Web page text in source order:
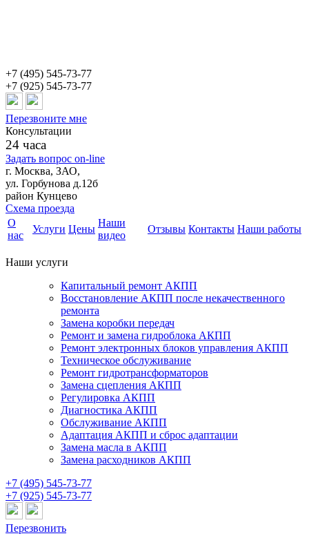
+7 (495) 545-73-77
+7 (925) 545-73-77
Перезвоните мне
Консультации
24 часа
Задать вопрос on-line
г. Москва, ЗАО,
ул. Горбунова д.12б
район Кунцево
Схема проезда
О
нас
Услуги Цены
Наши
видео
Отзывы Контакты Наши работы
Наши услуги
Капитальный ремонт АКПП
Восстановление АКПП после некачественного
ремонта
Замена коробки передач
Ремонт и замена гидроблока АКПП
Ремонт электронных блоков управления АКПП
Техническое обслуживание
Ремонт гидротрансформаторов
Замена сцепления АКПП
Регулировка АКПП
Диагностика АКПП
Обслуживание АКПП
Адаптация АКПП и сброс адаптации
Замена масла в АКПП
Замена расходников АКПП
+7 (495) 545-73-77
+7 (925) 545-73-77
Перезвонить